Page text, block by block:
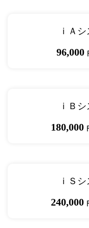
ｉＡ
96,000
ｉＢ
180,000
ｉＳ
240,000